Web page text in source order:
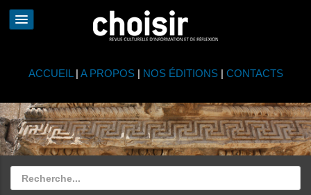
ACCUEIL | A PROPOS| NOS ÉDITIONS| CONTACTS